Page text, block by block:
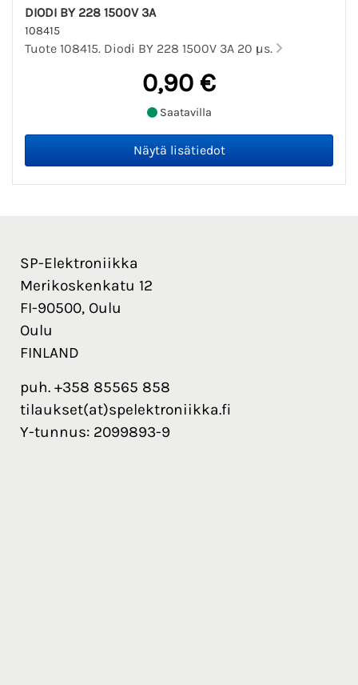
DIODI BY 228 1500V 3A
108415
Tuote 108415. Diodi BY 228 1500V 3A 20 µs.
0,90 €
Saatavilla
SP-Elektroniikka
Merikoskenkatu 12
FI-90500, Oulu
Oulu
FINLAND
puh. +358 85565 858
tilaukset(at)spelektroniikka.fi
Y-tunnus: 2099893-9